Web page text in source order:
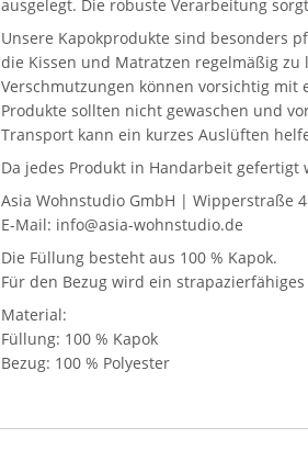
ausgelegt. Die robuste Verarbeitung
Unsere Kapokprodukte sind besonders
die Kissen und Matratzen regelmäßig
Verschmutzungen können vorsichtig
Produkte sollten nicht gewaschen und
Transport kann ein kurzes Auslüften
Da jedes Produkt in Handarbeit
Asia Wohnstudio GmbH | Wipperstraße
E-Mail: info@asia-wohnstudio.de
Die Füllung besteht aus 100 % Kapok.
Für den Bezug wird ein
Material:
Füllung: 100 % Kapok
Bezug: 100 % Polyester